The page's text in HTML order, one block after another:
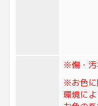
※傷・汚
※お色に
環境に